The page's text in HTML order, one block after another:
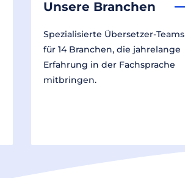
Unsere Branchen
Spezialisierte Übersetzer-Teams
für 14 Branchen, die jahrelange
Erfahrung in der Fachsprache
mitbringen.